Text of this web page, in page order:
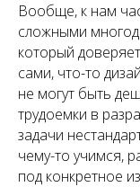
Вообще, к нам
сложными
который
сами, что-то
не могут быть
трудоемки в
задачи
чему-то учимся,
под конкретное